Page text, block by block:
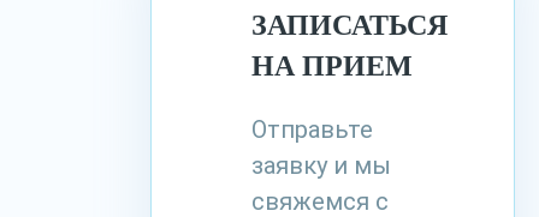
ЗАПИСАТЬСЯ
НА ПРИЕМ
Отправьте
заявку и мы
свяжемся с